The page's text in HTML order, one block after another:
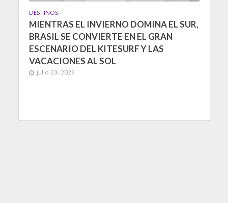
DESTINOS
MIENTRAS EL INVIERNO DOMINA EL SUR,
BRASIL SE CONVIERTE EN EL GRAN
ESCENARIO DEL KITESURF Y LAS
VACACIONES AL SOL
julio 23, 2026